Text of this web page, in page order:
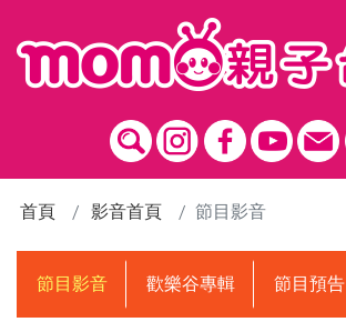
首頁 影音首頁 節目影音
節目影音 歡樂谷專輯 節目預告